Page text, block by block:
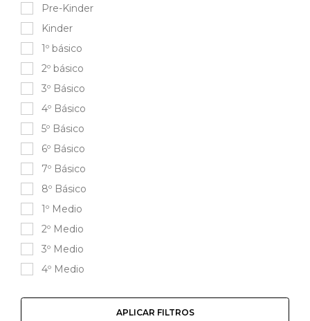
Pre-Kinder
Kinder
1º básico
2º básico
3º Básico
4º Básico
5º Básico
6º Básico
7º Básico
8º Básico
1º Medio
2º Medio
3º Medio
4º Medio
APLICAR FILTROS